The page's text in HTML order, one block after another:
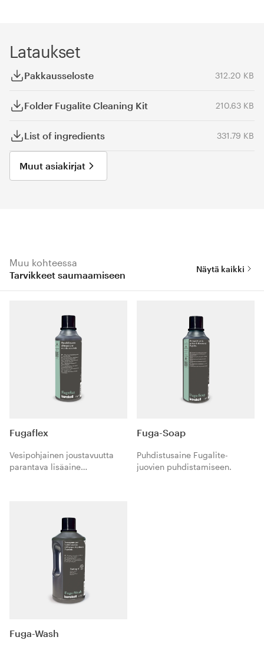
Lataukset
Pakkausseloste 312.20 KB
Folder Fugalite Cleaning Kit 210.63 KB
List of ingredients 331.79 KB
Muut asiakirjat
Muu kohteessa
Tarvikkeet saumaamiseen
Näytä kaikki
Fugaflex
Vesipohjainen joustavuutta
parantava lisäaine
Fuga-Soap
Puhdistusaine Fugalite-
juovien puhdistamiseen.
Fuga-Wash